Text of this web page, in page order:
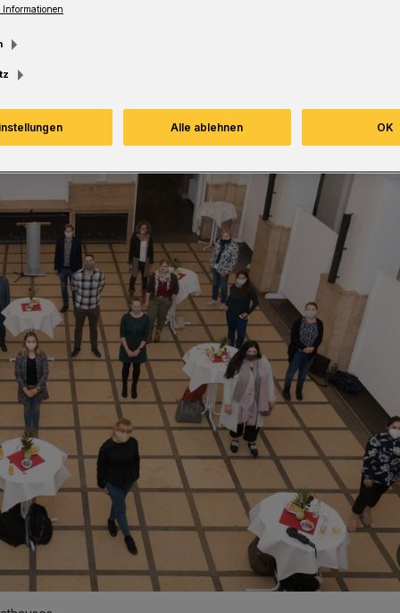
Alle ablehnen OK